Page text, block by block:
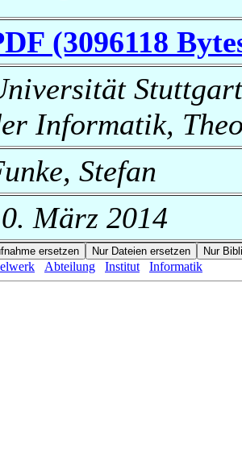
(3096118
Informatik,
Stefan
März 2014
Abteilung Institut Informatik